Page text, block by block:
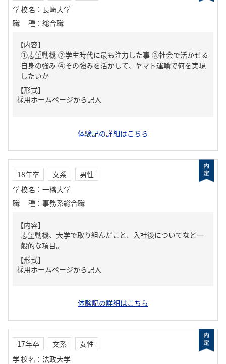
学校名 ： 長崎大学
職種 ： 総合職
【内容】
①志望動機 ②学生時代に最も注力した事 ③社会で活かせる
自身の強み ④その強みを活かして、ヤマト運輸で何を実現
したいか
【形式】
採用ホームページから記入
体験記の詳細はこちら
18年卒 文系
男性
学校名 ： 一橋大学
職種 ： 事務系総合職
【内容】
志望動機、大学で取り組んだこと、入社後についてなど一
般的な項目。
【形式】
採用ホームページから記入
体験記の詳細はこちら
17年卒 文系
女性
学校名 ： 法政大学